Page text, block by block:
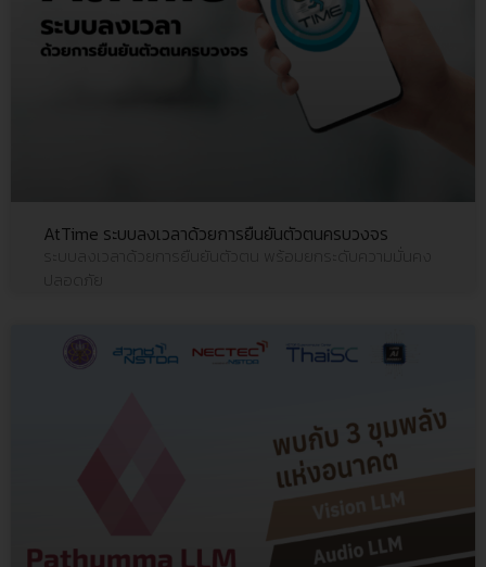
AtTime ระบบลงเวลาด้วยการยืนยันตัวตนครบวงจร